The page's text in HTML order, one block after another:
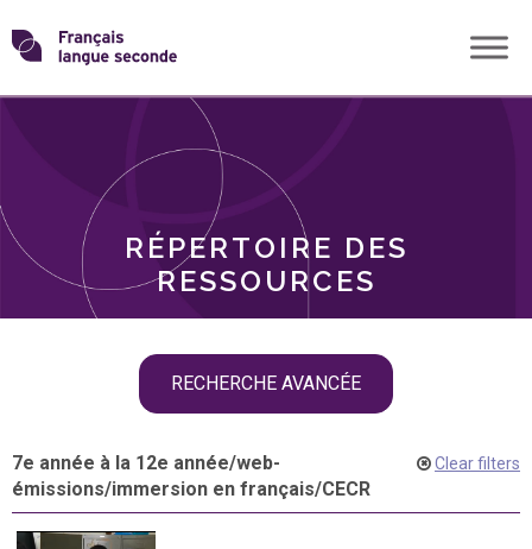
Skip
toTransformons
langue
RÉPERTOIRE DES
RESSOURCES
RECHERCHE AVANCÉE
THÈMES
7e année à la 12e année/web-
émissions/immersion en français/CECR
Clear filters